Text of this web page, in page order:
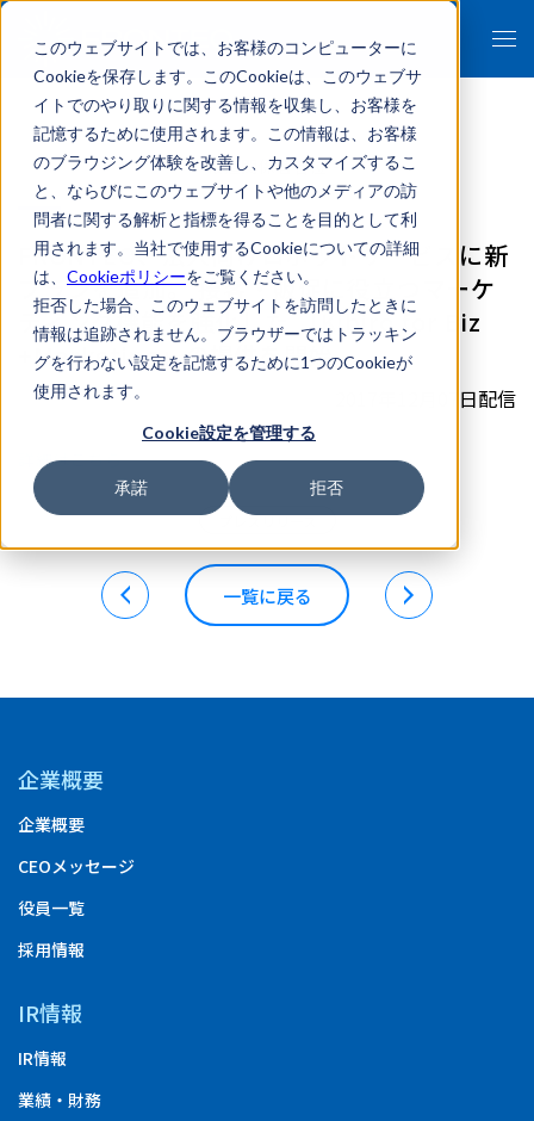
このウェブサイトでは、お客様のコンピューターに
Cookieを保存します。このCookieは、このウェブサ
イトでのやり取りに関する情報を収集し、お客様を
記憶するために使用されます。この情報は、お客様
のブラウジング体験を改善し、カスタマイズするこ
と、ならびにこのウェブサイトや他のメディアの訪
問者に関する解析と指標を得ることを目的として利
用されます。当社で使用するCookieについての詳細
は、 Cookieポリシーをご覧ください。
拒否した場合、このウェブサイトを訪問したときに
情報は追跡されません。ブラウザーではトラッキン
グを行わない設定を記憶するために1つのCookieが
使用されます。
Cookie設定を管理する
承諾 拒否
- 報道関係者各位 -
FRONTEO、法人向けロボットサービスに新
プランを追加。 接客・販促に役立つマーケ
ティング機能を強化した 「Kibiro for Biz
+Marketing」の提供を開始
2017年12月07日配信
詳細はこちら
プレスリリース
一覧に戻る
企業概要
企業概要
CEOメッセージ
役員一覧
採用情報
IR情報
IR情報
業績・財務